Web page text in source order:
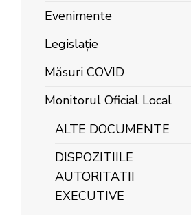
Evenimente
Legislație
Măsuri COVID
Monitorul Oficial Local
ALTE DOCUMENTE
DISPOZITIILE
AUTORITATII
EXECUTIVE